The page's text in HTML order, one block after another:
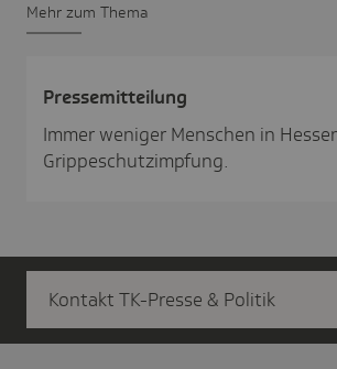
Mehr zum Thema
Pres­se­mit­tei­lung
Immer weniger Menschen in
Grippeschutzimpfung.
Kontakt TK-Presse & Politik